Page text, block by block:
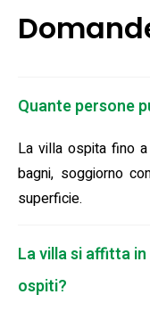
Quante persone
La villa ospita fino
bagni, soggiorno
superficie.
La villa si affitta
ospiti?